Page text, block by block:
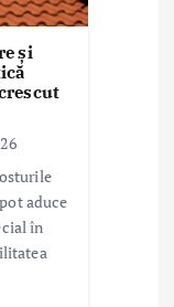
și
aduce
în